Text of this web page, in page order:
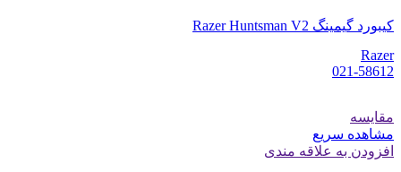
کیبورد گیمینگ Razer Huntsman V2
Razer
021-58612
مقایسه
مشاهده سریع
افزودن به علاقه مندی